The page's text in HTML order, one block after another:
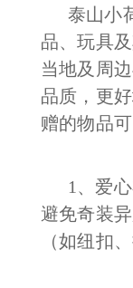
泰山小
品、玩具
当地及周
品质，更
赠的物品
1、爱
避免奇装
（如纽扣